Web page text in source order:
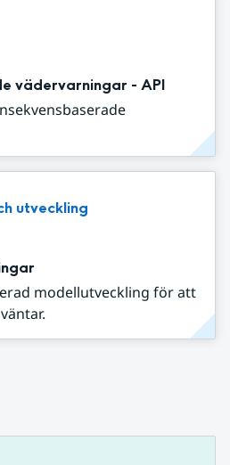
vädervarningar - API
utveckling
modellutveckling för att